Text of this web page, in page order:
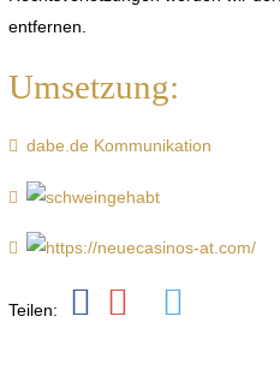
entfernen.
Umsetzung:
dabe.de Kommunikation
Teilen: